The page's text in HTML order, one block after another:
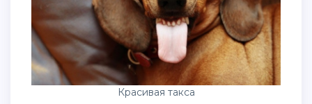
Красивая такса